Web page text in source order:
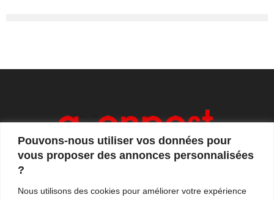
Pouvons-nous utiliser vos données pour
vous proposer des annonces personnalisées
?
Nous utilisons des cookies pour améliorer votre expérience
et de tendances. Notre équipe de journalistes vous